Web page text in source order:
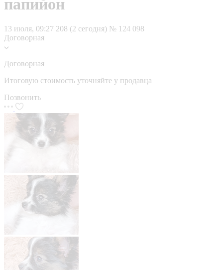
папийон
13 июля, 09:27 208 (2 сегодня) № 124 098
Договорная
Договорная
Итоговую стоимость уточняйте у продавца
Позвонить